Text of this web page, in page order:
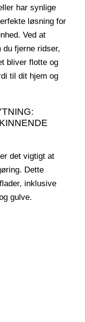
har synlige
løsning for
Ved at
fjerne ridser,
bliver flotte og
til dit hjem og
det vigtigt at
Dette
inklusive
gulve.